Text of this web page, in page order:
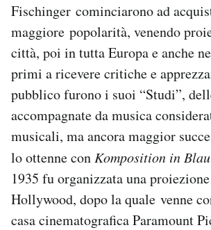
Fischinger cominciarono ad
maggiore popolarità, venendo
città, poi in tutta Europa e anche
primi a ricevere critiche e
pubblico furono i suoi “Studi”,
accompagnate da musica
musicali, ma ancora maggior
lo ottenne con Komposition in Blau
1935 fu organizzata una
Hollywood, dopo la quale venne
casa cinematografica Paramount